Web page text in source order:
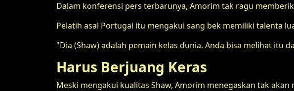
Dalam konferensi pers terbarunya, Amorim tak ragu
Pelatih asal Portugal itu mengakui sang bek memiliki talenta
"Dia (Shaw) adalah pemain kelas dunia. Anda bisa melihat itu
Harus Berjuang Keras
Meski mengakui kualitas Shaw, Amorim menegaskan tak